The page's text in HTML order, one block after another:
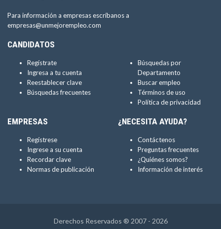
Para información a empresas escríbanos a
empresas@unmejorempleo.com
CANDIDATOS
Regístrate
Ingresa a tu cuenta
Reestablecer clave
Búsquedas frecuentes
Búsquedas por
Departamento
Buscar empleo
Términos de uso
Política de privacidad
EMPRESAS
Regístrese
Ingrese a su cuenta
Recordar clave
Normas de publicación
¿NECESITA AYUDA?
Contáctenos
Preguntas frecuentes
¿Quiénes somos?
Información de interés
Derechos Reservados ® 2007 - 2026